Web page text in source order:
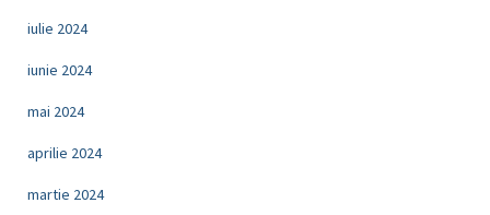
iulie 2024
iunie 2024
mai 2024
aprilie 2024
martie 2024